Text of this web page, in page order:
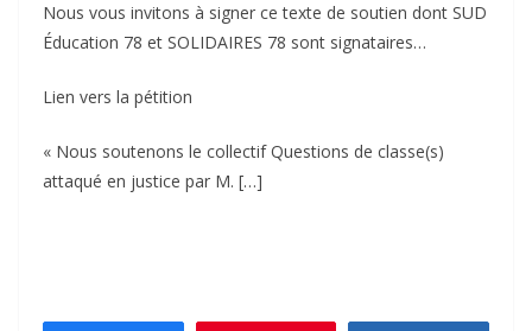
Nous vous invitons à signer ce texte de soutien dont SUD
Éducation 78 et SOLIDAIRES 78 sont signataires…
Lien vers la pétition
« Nous soutenons le collectif Questions de classe(s)
attaqué en justice par M. […]